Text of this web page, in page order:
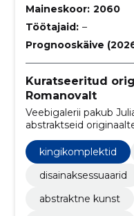
Maineskoor: 2060
Töötajaid: –
Prognooskäive
Kuratseeritud
Romanovalt
Veebigalerii pakub
abstraktseid
aksessuaare. Osta
hinnaga.
kingikomplektid
disainaksessuaarid
abstraktne kunst